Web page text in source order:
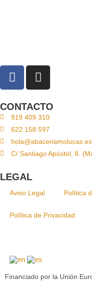
CONTACTO
919 409 310
622 158 597
hola@abaceriamolucas.es
C/ Santiago Apóstol, 8.
LEGAL
Aviso Legal Política
Política de Privacidad
Financiado por la Unión